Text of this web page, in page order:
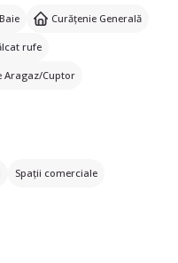
Curățenie Generală
rufe
Aragaz/Cuptor
Spații comerciale